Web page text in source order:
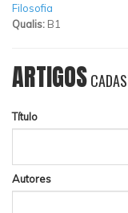
Filosofia
Qualis: B1
ARTIGOS
Título
Autores